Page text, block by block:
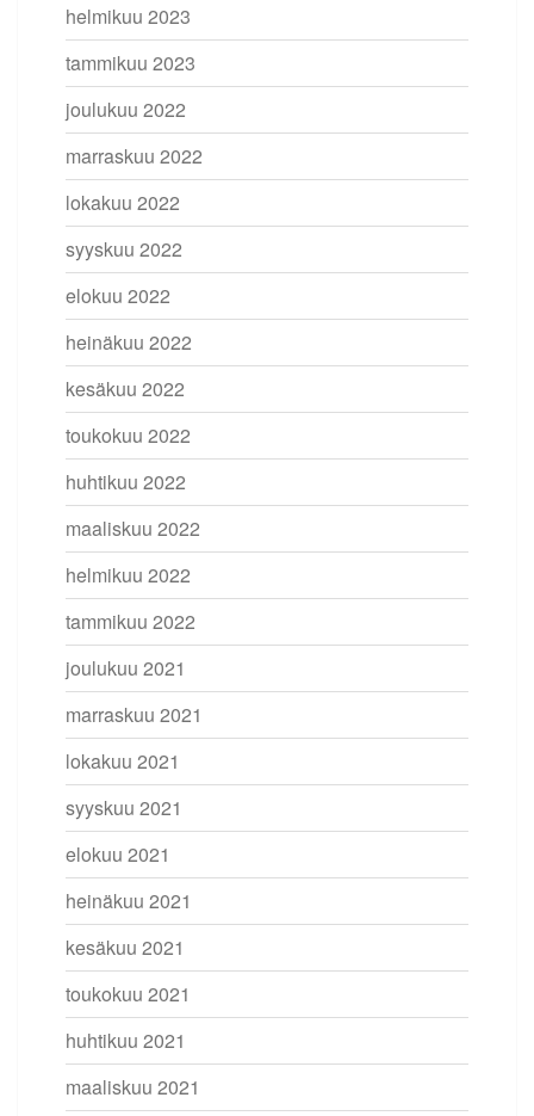
helmikuu 2023
tammikuu 2023
joulukuu 2022
marraskuu 2022
lokakuu 2022
syyskuu 2022
elokuu 2022
heinäkuu 2022
kesäkuu 2022
toukokuu 2022
huhtikuu 2022
maaliskuu 2022
helmikuu 2022
tammikuu 2022
joulukuu 2021
marraskuu 2021
lokakuu 2021
syyskuu 2021
elokuu 2021
heinäkuu 2021
kesäkuu 2021
toukokuu 2021
huhtikuu 2021
maaliskuu 2021